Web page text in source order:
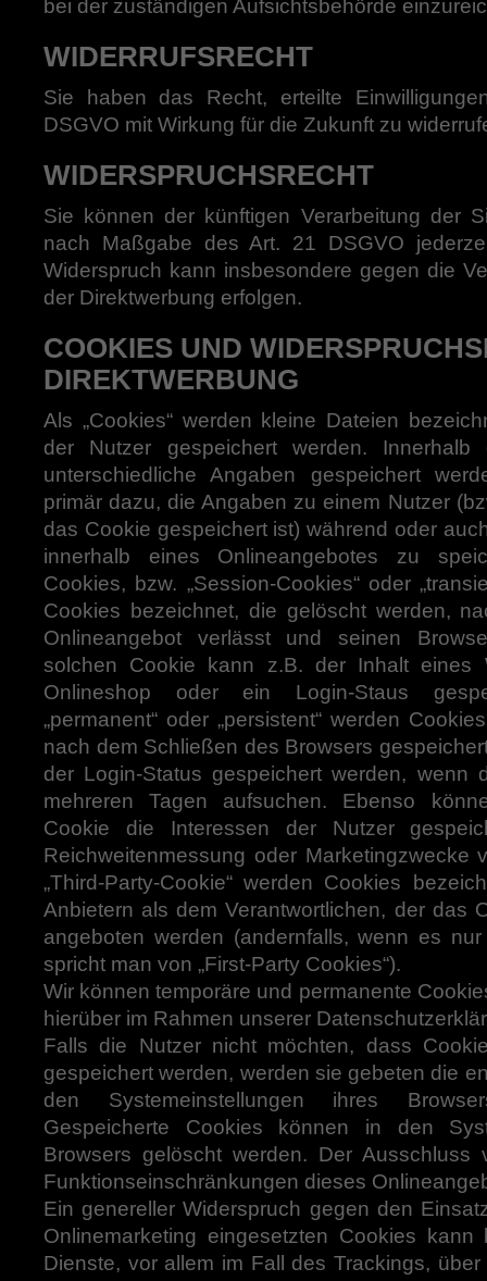
bei der zuständigen Aufsichtsbehörde
WIDERRUFSRECHT
Sie haben das Recht, erteilte
DSGVO mit Wirkung für die Zukunft zu
WIDERSPRUCHSRECHT
Sie können der künftigen Verarbeitung der
nach Maßgabe des Art. 21 DSGVO
Widerspruch kann insbesondere gegen die
der Direktwerbung erfolgen.
COOKIES UND
DIREKTWERBUNG
Als „Cookies“ werden kleine Dateien
der Nutzer gespeichert werden.
unterschiedliche Angaben gespeichert
primär dazu, die Angaben zu einem Nutzer
das Cookie gespeichert ist) während oder
innerhalb eines Onlineangebotes zu
Cookies, bzw. „Session-Cookies“ oder
Cookies bezeichnet, die gelöscht werden,
Onlineangebot verlässt und seinen
solchen Cookie kann z.B. der Inhalt eines
Onlineshop oder ein Login-Staus
„permanent“ oder „persistent“ werden
nach dem Schließen des Browsers
der Login-Status gespeichert werden, wenn
mehreren Tagen aufsuchen. Ebenso
Cookie die Interessen der Nutzer
Reichweitenmessung oder Marketingzwecke
„Third-Party-Cookie“ werden Cookies
Anbietern als dem Verantwortlichen, der das
angeboten werden (andernfalls, wenn es
spricht man von „First-Party Cookies“).
Wir können temporäre und permanente
hierüber im Rahmen unserer
Falls die Nutzer nicht möchten, dass
gespeichert werden, werden sie gebeten die
den Systemeinstellungen ihres
Gespeicherte Cookies können in den
Browsers gelöscht werden. Der
Funktionseinschränkungen dieses
Ein genereller Widerspruch gegen den
Onlinemarketing eingesetzten Cookies
Dienste, vor allem im Fall des Trackings,